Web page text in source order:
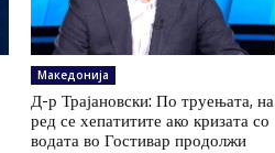
Македонија
Д-р Трајановски: По труењата, на
ред се хепатитите ако кризата со
водата во Гостивар продолжи